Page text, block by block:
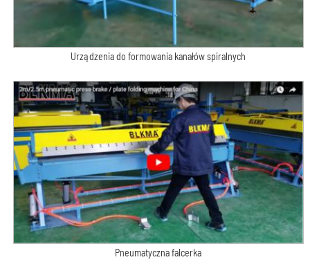
Urządzenia do formowania kanałów spiralnych
Pneumatyczna falcerka